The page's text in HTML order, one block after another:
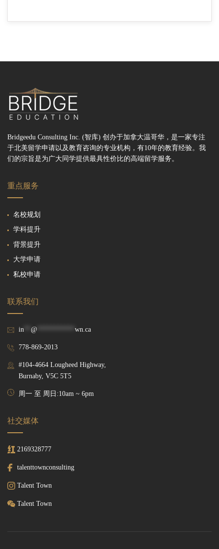
Bridgeedu Consulting Inc. (智库) 创办于加拿大温哥华，是一家专注
于北美留学申请以及教育咨询的专业机构，有10年的教育经验。我
们的宗旨是为广大同学提供最具性价比的高端留学服务。
重点服务
名校规划
学科提升
背景提升
大学申请
私校申请
联系我们
in @ wn.ca
778-869-2013
#104-4664 Lougheed Highway,
Burnaby, V5C 5T5
周一 至 周日:10am ~ 6pm
社交媒体
2169328777
talenttownconsulting
Talent Town
Talent Town